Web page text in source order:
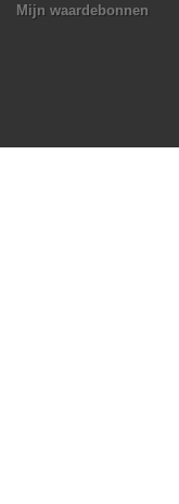
Mijn waardebonnen